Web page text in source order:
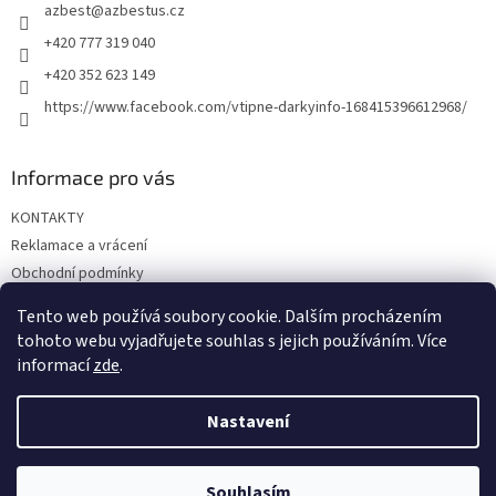
Tento web používá soubory cookie. Dalším procházením
tohoto webu vyjadřujete souhlas s jejich používáním. Více
informacízde.
Nastavení
azbest@azbestus.cz
+420 777 319 040
+420 352 623 149
https://www.facebook.com/vtipne-darkyinfo-168415396612968/
Informace pro vás
KONTAKTY
Reklamace a vrácení
Obchodní podmínky
Doprava a platba
Vytvořil Shoptet